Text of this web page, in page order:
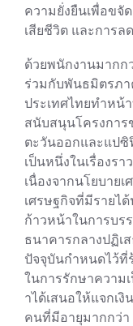
ความยั่งยืนเพื่อขจั
เสียชีวิต และการ
ด้วยพนักงานมากก
ร่วมกับพันธมิตรภ
ประเทศไทยทำหน้
สนับสนุนโครงการ
ตะวันออกและแปซิ
เป็นหนึ่งในเรื่องร
เนื่องจากนโยบาย
เศรษฐกิจที่มีรายไ
ก้าวหน้าในการบร
ธนาคารกลางปฏิเ
ปัจจุบันกำหนดไว้ที่
ในการรักษาความ
าได้เสนอให้แจกเ
คนที่มีอายุมากกว่า